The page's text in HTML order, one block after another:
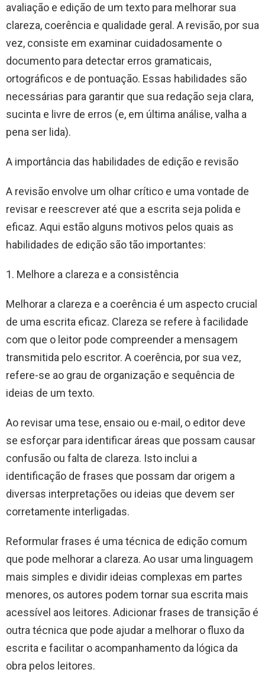
avaliação e edição de um texto para melhorar sua
clareza, coerência e qualidade geral. A revisão, por sua
vez, consiste em examinar cuidadosamente o
documento para detectar erros gramaticais,
ortográficos e de pontuação. Essas habilidades são
necessárias para garantir que sua redação seja clara,
sucinta e livre de erros (e, em última análise, valha a
pena ser lida).
A importância das habilidades de edição e revisão
A revisão envolve um olhar crítico e uma vontade de
revisar e reescrever até que a escrita seja polida e
eficaz. Aqui estão alguns motivos pelos quais as
habilidades de edição são tão importantes:
1. Melhore a clareza e a consistência
Melhorar a clareza e a coerência é um aspecto crucial
de uma escrita eficaz. Clareza se refere à facilidade
com que o leitor pode compreender a mensagem
transmitida pelo escritor. A coerência, por sua vez,
refere-se ao grau de organização e sequência de
ideias de um texto.
Ao revisar uma tese, ensaio ou e-mail, o editor deve
se esforçar para identificar áreas que possam causar
confusão ou falta de clareza. Isto inclui a
identificação de frases que possam dar origem a
diversas interpretações ou ideias que devem ser
corretamente interligadas.
Reformular frases é uma técnica de edição comum
que pode melhorar a clareza. Ao usar uma linguagem
mais simples e dividir ideias complexas em partes
menores, os autores podem tornar sua escrita mais
acessível aos leitores. Adicionar frases de transição é
outra técnica que pode ajudar a melhorar o fluxo da
escrita e facilitar o acompanhamento da lógica da
obra pelos leitores.